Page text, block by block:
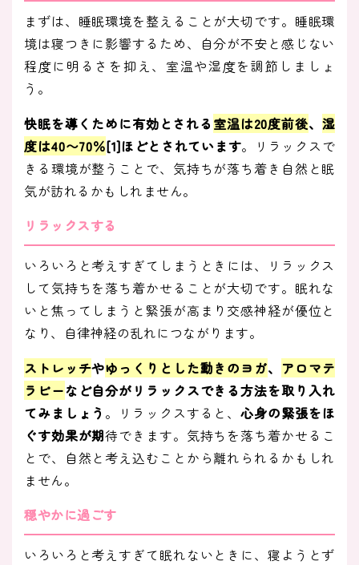
まずは、睡眠環境を整えることが大切です。睡眠環
境は寝つきに影響するため、自分が不安と感じない
程度に明るさを抑え、室温や湿度を調節しましょ
う。
快眠を導くために有効とされる 室温は20度前後、 湿
度は40〜70％[1]ほどとされています。リラックスで
きる環境が整うことで、気持ちが落ち着き自然と眠
気が訪れるかもしれません。
リラックスする
いろいろと考えすぎてしまうときには、リラックス
して気持ちを落ち着かせることが大切です。眠れな
いと焦ってしまうと緊張が高まり交感神経が優位と
なり、自律神経の乱れにつながります。
ストレッチやゆっくりとした動きのヨガ、 アロマテ
ラピーなど自分がリラックスできる方法を取り入れ
てみましょう 。リラックスすると、心身の緊張をほ
ぐす効果が期待できます。気持ちを落ち着かせるこ
とで、自然と考え込むことから離れられるかもしれ
ません。
穏やかに過ごす
いろいろと考えすぎて眠れないときに、寝ようとず